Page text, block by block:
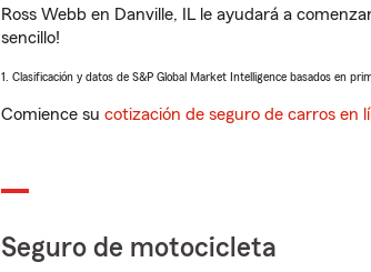
Ross Webb en Danville, IL le ayudará a
sencillo!
1. Clasificación y datos de S&P Global Market Intelligence basados en
Comience su cotización de seguro de carros en
Seguro de motocicleta